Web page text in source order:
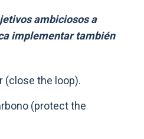
ambiciosos a
implementar también
(close the loop).
(protect the